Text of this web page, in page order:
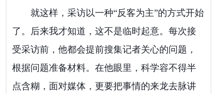
就这样，采访以一种“反客为主”的方式开始
了。后来我才知道，这不是临时起意。每次接
受采访前，他都会提前搜集记者关心的问题，
根据问题准备材料。在他眼里，科学容不得半
点含糊，面对媒体，更要把事情的来龙去脉讲